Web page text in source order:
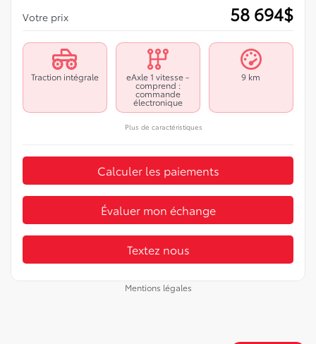
Votre prix
58 694$
Traction intégrale eAxle 1 vitesse -
comprend :
commande
électronique
9 km
Plus de caractéristiques
Calculer les paiements
Évaluer mon échange
Textez nous
Mentions légales